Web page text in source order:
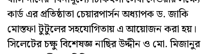
কার্ড এর প্রতিষ্ঠাতা চেয়ারপার্সন অধ্যাপক ড. জাকি
মোস্তফা টুটুলের সহযোগিতায় এ আয়োজন করা হয়।
সিলেটের চক্ষু বিশেষজ্ঞ নাছির উদ্দীন ও মো. মিজানুর